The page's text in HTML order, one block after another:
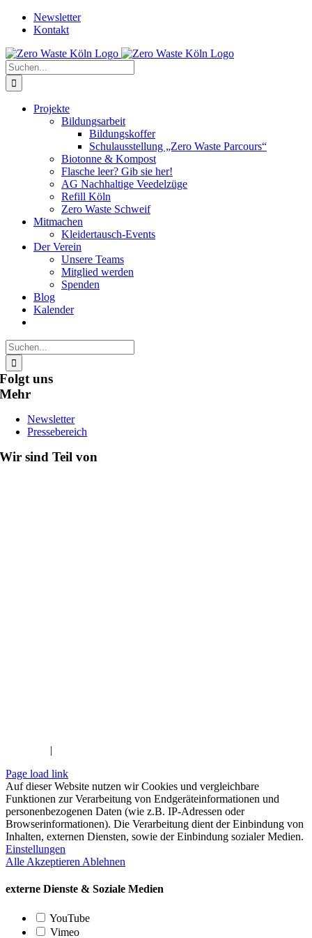
Zum
Inhalt
Newsletter
Kontakt
Suche
nach:
Projekte
Bildungsarbeit
Bildungskoffer
Schulausstellung „Zero Waste Parcours“
Biotonne & Kompost
Flasche leer? Gib sie her!
AG Nachhaltige Veedelzüge
Refill Köln
Zero Waste Schweif
Mitmachen
Kleidertausch-Events
Der Verein
Unsere Teams
Mitglied werden
Spenden
Blog
Kalender
Suche
nach:
Folgt uns
Mehr
Newsletter
Pressebereich
Wir sind Teil von
|
Page load link
Auf dieser Website nutzen wir Cookies und vergleichbare
Funktionen zur Verarbeitung von Endgeräteinformationen und
personenbezogenen Daten (wie z.B. IP-Adressen oder
Browserinformationen). Die Verarbeitung dient der Einbindung von
Inhalten, externen Diensten, sowie der Einbindung sozialer Medien.
Einstellungen
Alle Akzeptieren Ablehnen
externe Dienste & Soziale Medien
YouTube
Vimeo